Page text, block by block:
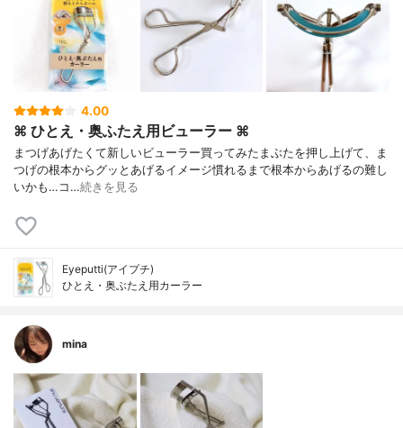
4.00
⌘ ひとえ・奥ふたえ用ビューラー ⌘
まつげあげたくて新しいビューラー買ってみたまぶたを押し上げて、ま
つげの根本からグッとあげるイメージ慣れるまで根本からあげるの難し
いかも…コ…続きを見る
Eyeputti(アイプチ)
ひとえ・奥ぶたえ用カーラー
mina